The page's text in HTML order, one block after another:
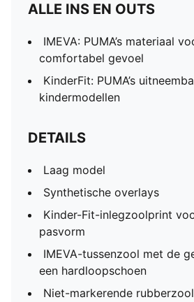
ALLE INS EN OUTS
IMEVA: PUMA’s materiaal
comfortabel gevoel
KinderFit: PUMA’s
kindermodellen
DETAILS
Laag model
Synthetische overlays
Kinder-Fit-inlegzoolprint
pasvorm
IMEVA-tussenzool met de
een hardloopschoen
Niet-markerende rubberzool